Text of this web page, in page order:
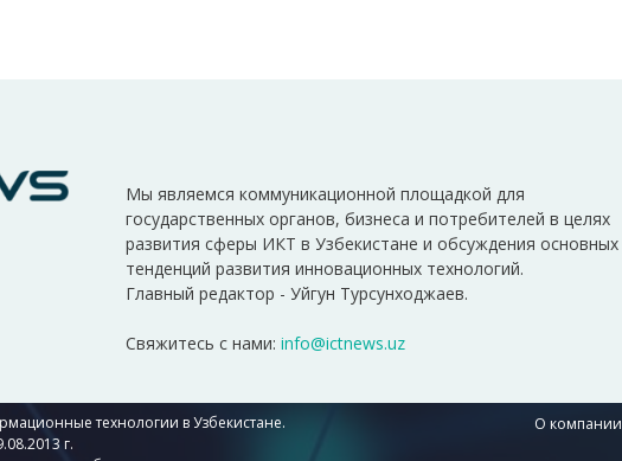
Мы являемся коммуникационной площадкой для
государственных органов, бизнеса и потребителей в целях
развития сферы ИКТ в Узбекистане и обсуждения основных
тенденций развития инновационных технологий.
Главный редактор - Уйгун Турсунходжаев.
Свяжитесь с нами: info@ictnews.uz
О компании
технологии в Узбекистане.
г.